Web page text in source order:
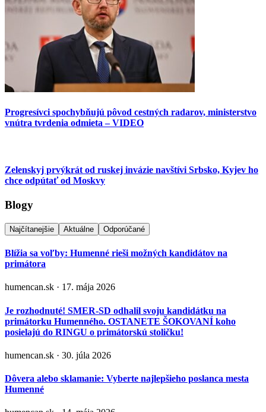
Progresívci spochybňujú pôvod cestných radarov, ministerstvo
vnútra tvrdenia odmieta – VIDEO
Zelenskyj prvýkrát od ruskej invázie navštívi Srbsko, Kyjev ho
chce odpútať od Moskvy
Blogy
Najčítanejšie Aktuálne Odporúčané
Blížia sa voľby: Humenné rieši možných kandidátov na
primátora
humencan.sk · 17. mája 2026
Je rozhodnuté! SMER-SD odhalil svoju kandidátku na
primátorku Humenného. OSTANETE ŠOKOVANÍ koho
posielajú do RINGU o primátorskú stoličku!
humencan.sk · 30. júla 2026
Dôvera alebo sklamanie: Vyberte najlepšieho poslanca mesta
Humenné